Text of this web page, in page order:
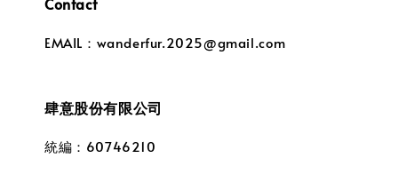
EMAIL：wanderfur.2025@gmail.com
肆意股份有限公司
統編：60746210